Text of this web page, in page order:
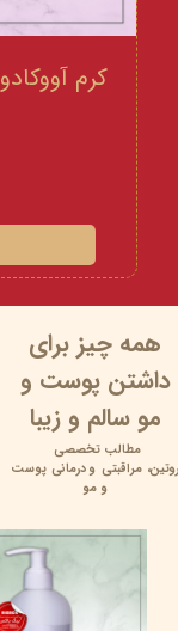
همه چیز برای
داشتن پوست و
مو سالم و زیبا
مطالب تخصصی
روتین،مراقبتی ودرمانی پوست
و مو